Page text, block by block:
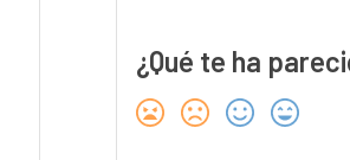
¿Qué te ha